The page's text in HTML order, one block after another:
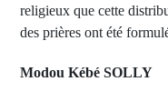
religieux que cette
des prières ont été
Modou Kébé SOLLY